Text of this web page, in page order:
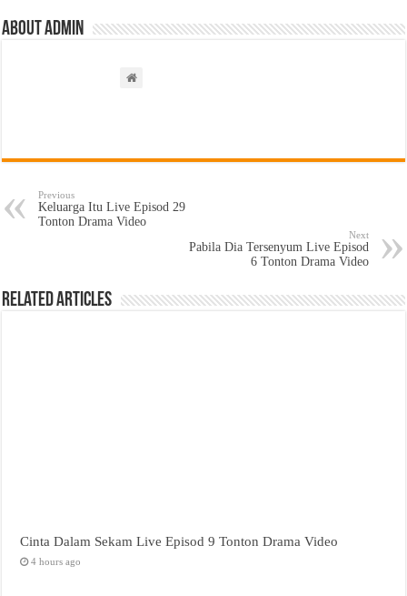
About admin
Previous
Keluarga Itu Live Episod 29
Tonton Drama Video
Next
Pabila Dia Tersenyum Live Episod
6 Tonton Drama Video
Related Articles
Cinta Dalam Sekam Live Episod 9 Tonton Drama Video
4 hours ago